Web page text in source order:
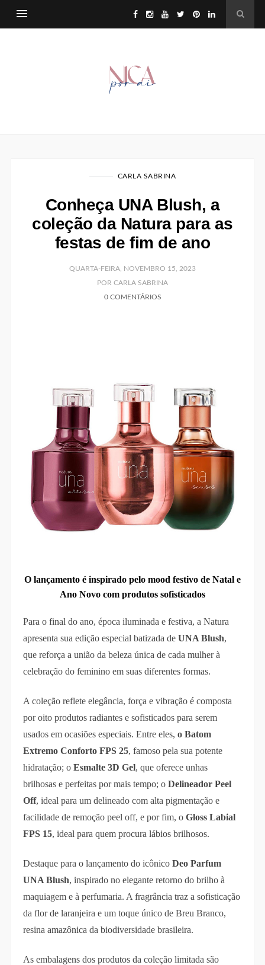
CARLA SABRINA
Conheça UNA Blush, a
coleção da Natura para as
festas de fim de ano
QUARTA-FEIRA, NOVEMBRO 15, 2023
POR CARLA SABRINA
0 COMENTÁRIOS
O lançamento é inspirado pelo mood festivo de Natal e
Ano Novo com produtos sofisticados
Para o final do ano, época iluminada e festiva, a Natura
apresenta sua edição especial batizada de UNA Blush,
que reforça a união da beleza única de cada mulher à
celebração do feminino em suas diferentes formas.
A coleção reflete elegância, força e vibração é composta
por oito produtos radiantes e sofisticados para serem
usados em ocasiões especiais. Entre eles, o Batom
Extremo Conforto FPS 25, famoso pela sua potente
hidratação; o Esmalte 3D Gel, que oferece unhas
brilhosas e perfeitas por mais tempo; o Delineador Peel
Off, ideal para um delineado com alta pigmentação e
facilidade de remoção peel off, e por fim, oGloss Labial
FPS 15, ideal para quem procura lábios brilhosos.
Destaque para o lançamento do icônicoDeo Parfum
UNA Blush, inspirado no elegante retorno do brilho à
maquiagem e à perfumaria. A fragrância traz a sofisticação
da flor de laranjeira e um toque único de Breu Branco,
resina amazônica da biodiversidade brasileira.
As embalagens dos produtos da coleção limitada são